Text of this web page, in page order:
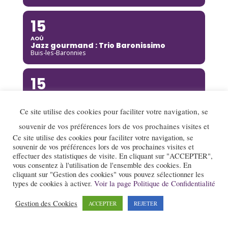
15
AOÛ
Jazz gourmand : Trio Baronissimo
Buis-les-Baronnies
15
Saint Pierre de Curtille
15
AOÛ
Richard Galliano [Complet]
Brou
15
Ce site utilise des cookies pour faciliter votre navigation, se
souvenir de vos préférences lors de vos prochaines visites et
Ce site utilise des cookies pour faciliter votre navigation, se
souvenir de vos préférences lors de vos prochaines visites et
effectuer des statistiques de visite. En cliquant sur "ACCEPTER",
vous consentez à l'utilisation de l'ensemble des cookies. En
cliquant sur "Gestion des cookies" vous pouvez sélectionner les
types de cookies à activer. Voir la page Politique de Confidentialité
Gestion des Cookies ACCEPTER REJETER